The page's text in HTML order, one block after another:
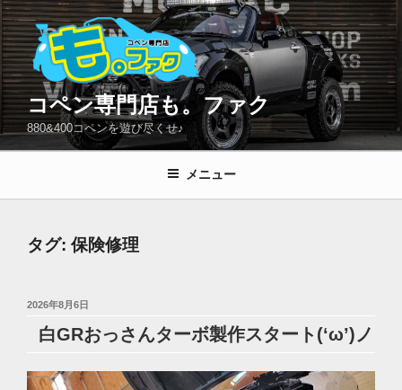
コ
ン
テ
ン
ツ
へ
ス
プ
コペン専門店も。ファク
880&400コペンを遊び尽くせ♪
メニュー
タグ: 保険修理
投
2026年8月6日
白GRおっさんターボ製作スタート(‘ω’)ノ